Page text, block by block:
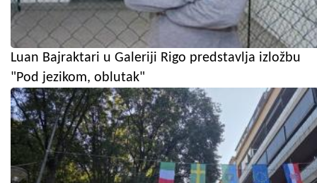
Luan Bajraktari u Galeriji Rigo predstavlja izložbu
"Pod jezikom, oblutak"